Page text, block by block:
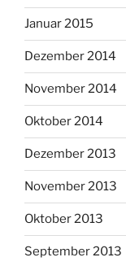
Januar 2015
Dezember 2014
November 2014
Oktober 2014
Dezember 2013
November 2013
Oktober 2013
September 2013